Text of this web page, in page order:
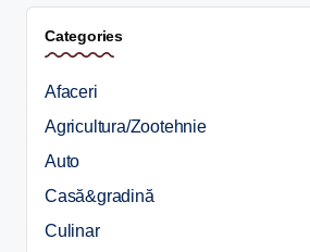
Categories
Afaceri
Agricultura/Zootehnie
Auto
Casă&gradină
Culinar